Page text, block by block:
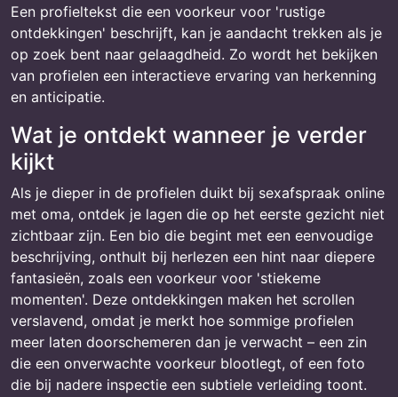
Een profieltekst die een voorkeur voor 'rustige
ontdekkingen' beschrijft, kan je aandacht trekken als je
op zoek bent naar gelaagdheid. Zo wordt het bekijken
van profielen een interactieve ervaring van herkenning
en anticipatie.
Wat je ontdekt wanneer je verder
kijkt
Als je dieper in de profielen duikt bij sexafspraak online
met oma, ontdek je lagen die op het eerste gezicht niet
zichtbaar zijn. Een bio die begint met een eenvoudige
beschrijving, onthult bij herlezen een hint naar diepere
fantasieën, zoals een voorkeur voor 'stiekeme
momenten'. Deze ontdekkingen maken het scrollen
verslavend, omdat je merkt hoe sommige profielen
meer laten doorschemeren dan je verwacht – een zin
die een onverwachte voorkeur blootlegt, of een foto
die bij nadere inspectie een subtiele verleiding toont.